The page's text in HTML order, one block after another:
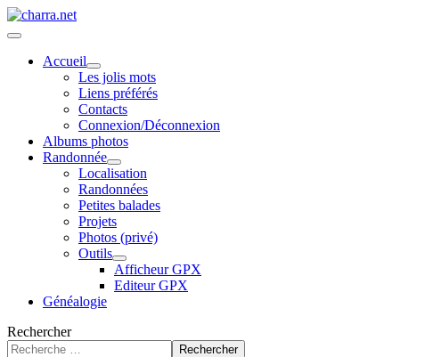
Accueil
Les jolis mots
Liens préférés
Contacts
Connexion/Déconnexion
Albums photos
Randonnée
Localisation
Randonnées
Petites balades
Projets
Photos (privé)
Outils
Afficheur GPX
Editeur GPX
Généalogie
Rechercher
Rechercher